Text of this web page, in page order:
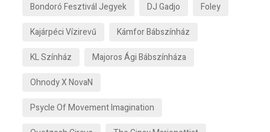
Bondoró Fesztivál Jegyek
DJ Gadjo
Foley
Kajárpéci Vízirevű
Kámfor Bábszínház
KL Színház
Majoros Ági Bábszínháza
Ohnody X NovaN
Psycle Of Movement Imagination